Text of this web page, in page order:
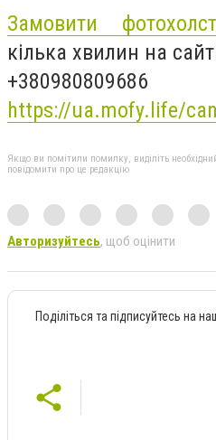
Замовити фотохолст
кілька хвилин на
+380980809686
https://ua.mofy.life/
Якщо ви помітили помилку, виділіть
повідомити про це редакцію
Авторизуйтесь, щоб оцінити
Поділіться та підписуйтесь на